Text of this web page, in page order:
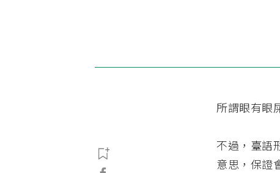
所謂眼有眼
不過，臺語
意思，保證